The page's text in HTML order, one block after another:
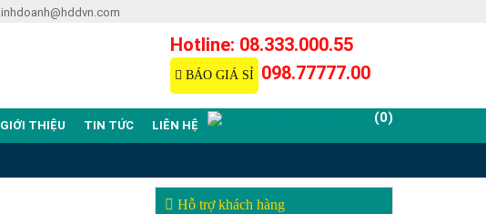
Hotline: 08.333.000.55
BÁO GIÁ SỈ 098.77777.00
(0)
GIỚI THIỆU TIN TỨC LIÊN HỆ
Hỗ trợ khách hàng